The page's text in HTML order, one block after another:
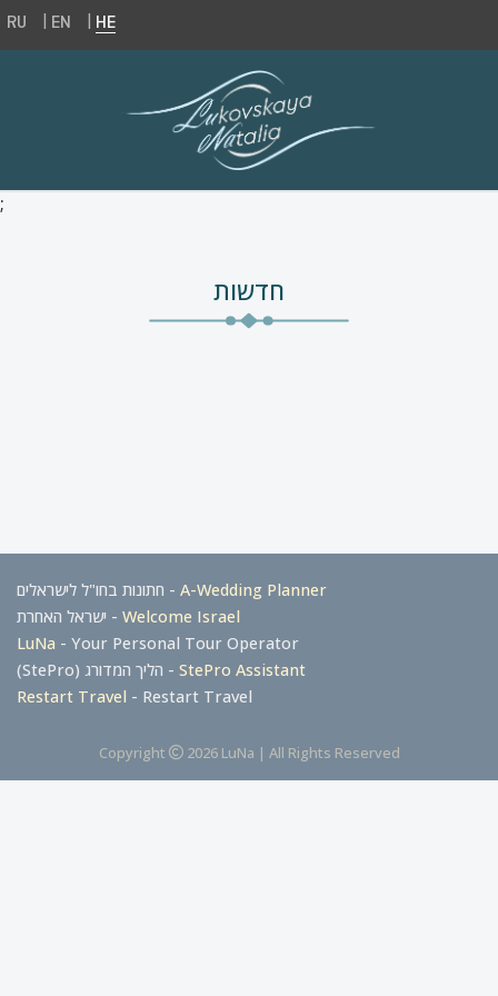
RU | EN | HE
;
חדשות
A-Wedding Planner - חתונות בחו"ל לישראלים
Welcome Israel - ישראל האחרת
LuNa - Your Personal Tour Operator
StePro Assistant - הליך המדורג (StePro)
Restart Travel - Restart Travel
Copyright 2026 LuNa | All Rights Reserved